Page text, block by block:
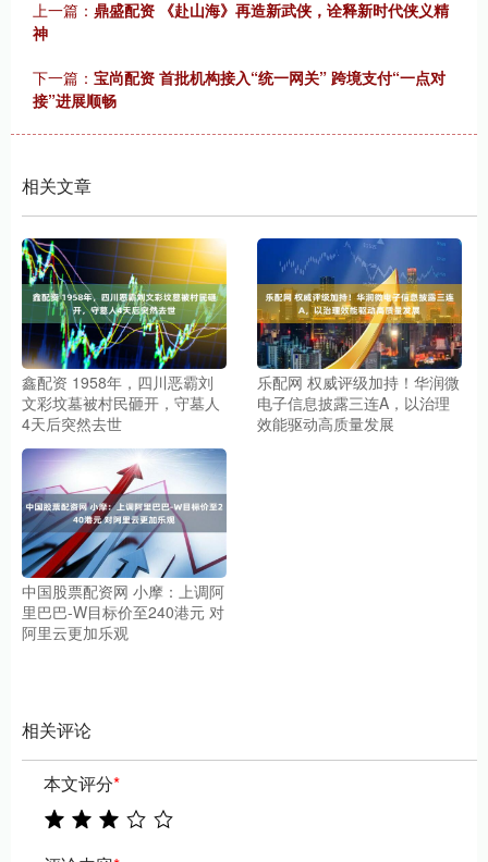
上一篇： 鼎盛配资 《赴山海》再造新武侠，诠释新时代侠义精
神
下一篇： 宝尚配资 首批机构接入“统一网关” 跨境支付“一点对
接”进展顺畅
相关文章
鑫配资 1958年，四川恶霸刘
文彩坟墓被村民砸开，守墓人
4天后突然去世
乐配网 权威评级加持！华润微
电子信息披露三连A，以治理
效能驱动高质量发展
中国股票配资网 小摩：上调阿
里巴巴-W目标价至240港元 对
阿里云更加乐观
相关评论
本文评分*